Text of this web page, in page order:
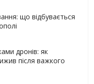
що відбувається
дронів: як
після важкого